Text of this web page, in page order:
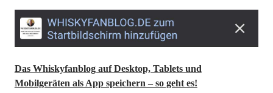
Das Whiskyfanblog auf Desktop, Tablets und
Mobilgeräten als App speichern – so geht es!